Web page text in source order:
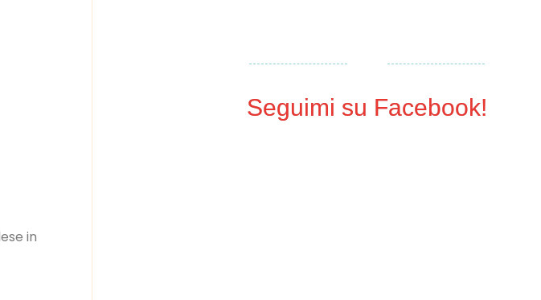
in
Seguimi su Facebook!